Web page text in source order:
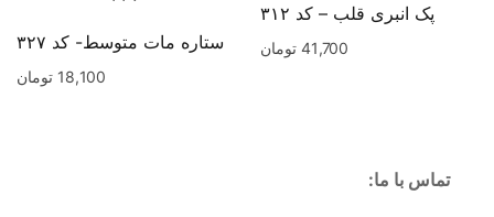
پک انبری قلب – کد ۳۱۲
41,700 تومان ستاره مات متوسط- کد ۳۲۷
18,100 تومان
تماس با ما: